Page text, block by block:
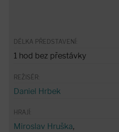
DÉLKA PŘEDSTAVENÍ:
1 hod bez přestávky
REŽISÉR:
Daniel Hrbek
HRAJÍ:
Miroslav Hruška,